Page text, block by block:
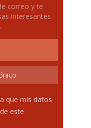
correo y te
interesantes
que mis datos
este